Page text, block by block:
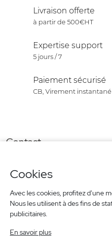
Livraison offerte
à partir de 500€HT
Expertise support
5 jours / 7
Paiement sécurisé
CB, Virement instantané
Contact
Notre société
Newsletter
© 2026 ISIT -
Cookies
Avec les cookies, profitez d'une
Nous les utilisent à des fins de
publicitaires.
En savoir plus